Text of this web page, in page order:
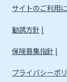
サイトのご利用
勧誘方針
保険募集指針
プライバシーポ